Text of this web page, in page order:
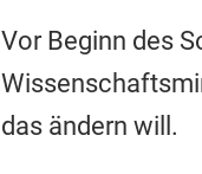
Vor Beginn des
das ändern will.